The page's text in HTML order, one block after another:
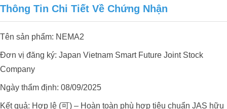
Thông Tin Chi Tiết Về Chứng Nhận
Tên sản phẩm: NEMA2
Đơn vị đăng ký: Japan Vietnam Smart Future Joint Stock
Company
Ngày thẩm định: 08/09/2025
Kết quả: Hợp lệ (可) – Hoàn toàn phù hợp tiêu chuẩn JAS hữu
PHÁT TRIỂN VƯỜN SẦU RIÊNG
HỮU CƠ SINH THÁI